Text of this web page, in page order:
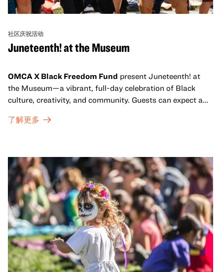
社区庆祝活动
Juneteenth! at the Museum
OMCA X Black Freedom Fund present Juneteenth! at
the Museum—a vibrant, full-day celebration of Black
culture, creativity, and community. Guests can expect a
sets from boundary-pushing artists, delicious offerings
move, make, and connect in celebration of Black culture.
了解更多